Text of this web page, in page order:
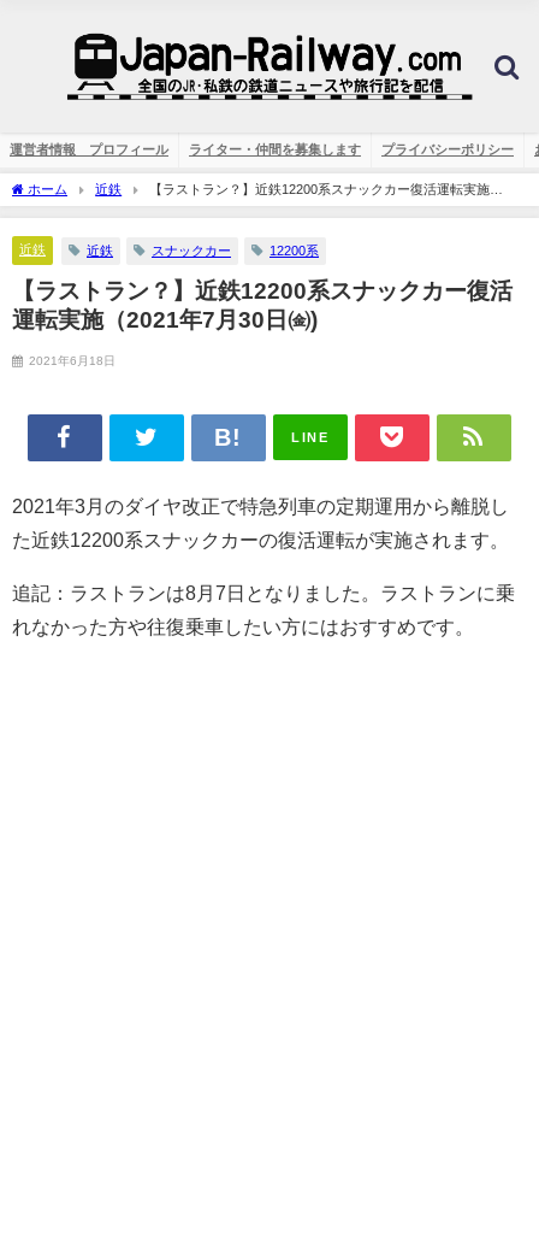
運営者情報 プロフィール ライター・仲間を募集します プライバシーポリシー
ホーム 近鉄
【ラストラン？】近鉄12200系スナックカー復活運転実施
（2021年7月30日㈮)
近鉄 近鉄 スナックカー 12200系
【ラストラン？】近鉄12200系スナックカー復活
運転実施（2021年7月30日㈮)
2021年6月18日
LINE
2021年3月のダイヤ改正で特急列車の定期運用から離脱し
た近鉄12200系スナックカーの復活運転が実施されます。
追記：ラストランは8月7日となりました。ラストランに乗
れなかった方や往復乗車したい方にはおすすめです。